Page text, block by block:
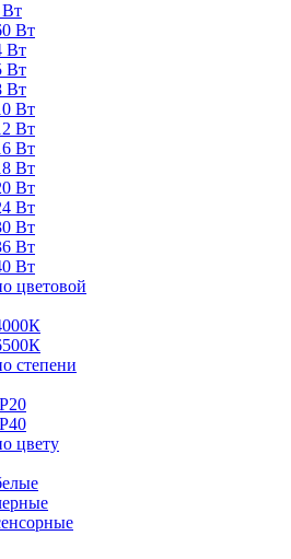
Вт
Вт
Вт
Вт
Вт
Вт
Вт
Вт
Вт
Вт
Вт
Вт
Вт
Вт
цветовой
степени
цвету